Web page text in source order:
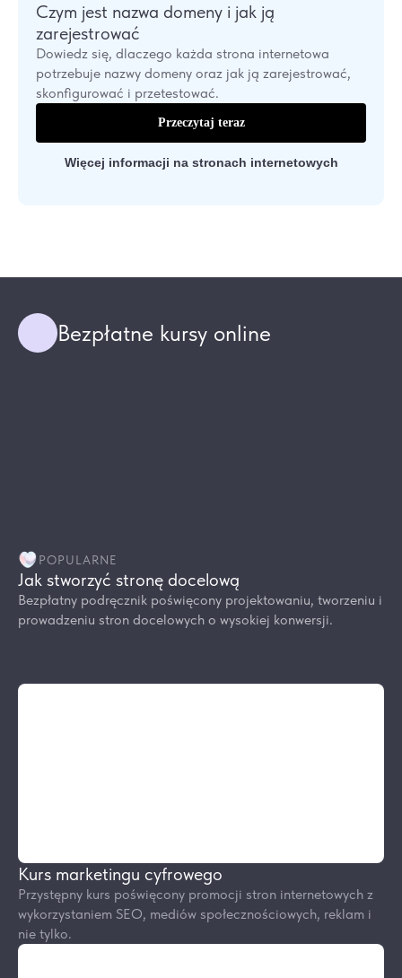
Czym jest nazwa domeny i jak ją
zarejestrować
Dowiedz się, dlaczego każda strona internetowa
potrzebuje nazwy domeny oraz jak ją zarejestrować,
skonfigurować i przetestować.
Przeczytaj teraz
Więcej informacji na stronach internetowych
Bezpłatne kursy online
POPULARNE
Jak stworzyć stronę docelową
Bezpłatny podręcznik poświęcony projektowaniu, tworzeniu i
prowadzeniu stron docelowych o wysokiej konwersji.
Przystępny kurs poświęcony promocji stron internetowych z
wykorzystaniem SEO, mediów społecznościowych, reklam i
nie tylko.
Kurs marketingu cyfrowego